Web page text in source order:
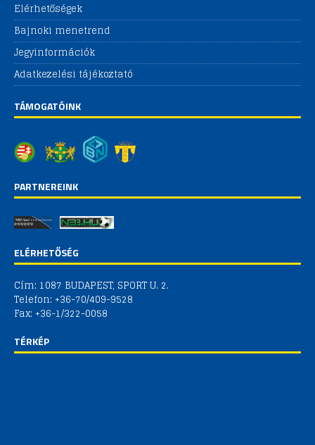
Elérhetőségek
Bajnoki menetrend
Jegyinformációk
Adatkezelési tájékoztató
TÁMOGATÓINK
PARTNEREINK
ELÉRHETŐSÉG
Cím: 1087 BUDAPEST, SPORT U. 2.
Telefon: +36-70/409-9528
Fax: +36-1/322-0058
TÉRKÉP